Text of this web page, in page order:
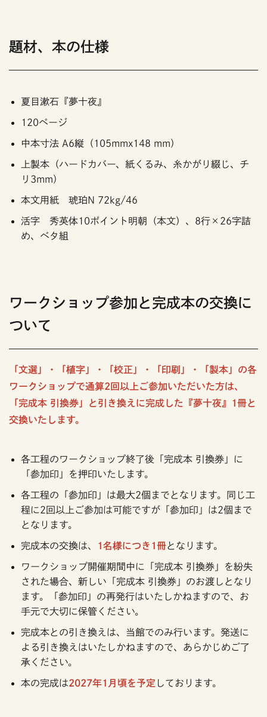
題材、本の仕様
夏目漱石『夢十夜』
120ページ
中本寸法 A6縦（105mmx148 mm）
上製本（ハードカバー、紙くるみ、糸かがり綴じ、チ
リ3mm）
本文用紙 琥珀N 72kg/46
活字 秀英体10ポイント明朝（本文）、8行×26字詰
め、ベタ組
ワークショップ参加と完成本の交換に
ついて
「文選」・「植字」・「校正」・「印刷」・「製本」の各
ワークショップで通算2回以上ご参加いただいた方は、
「完成本 引換券」と引き換えに完成した『夢十夜』1冊と
交換いたします。
各工程のワークショップ終了後「完成本 引換券」に
「参加印」を押印いたします。
各工程の「参加印」は最大2個までとなります。同じ工
程に2回以上ご参加は可能ですが「参加印」は2個まで
となります。
完成本の交換は、 1名様につき1冊となります。
ワークショップ開催期間中に「完成本 引換券」を紛失
された場合、新しい「完成本 引換券」のお渡しとなり
ます。「参加印」の再発行はいたしかねますので、お
手元で大切に保管ください。
完成本との引き換えは、当館でのみ行います。発送に
よる引き換えはいたしかねますので、あらかじめご了
承ください。
本の完成は2027年1月頃を予定 しております。